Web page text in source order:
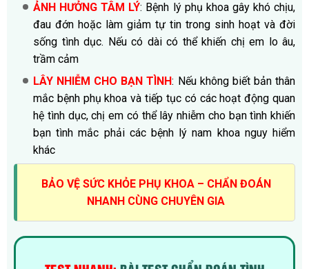
ẢNH HƯỞNG TÂM LÝ: Bệnh lý phụ khoa gây khó chịu,
đau đớn hoặc làm giảm tự tin trong sinh hoạt và đời
sống tình dục. Nếu có dài có thể khiến chị em lo âu,
trầm cảm
LÂY NHIỄM CHO BẠN TÌNH: Nếu không biết bản thân
mắc bệnh phụ khoa và tiếp tục có các hoạt động quan
hệ tình dục, chị em có thể lây nhiễm cho bạn tình khiến
bạn tình mắc phải các bệnh lý nam khoa nguy hiểm
khác
BẢO VỆ SỨC KHỎE PHỤ KHOA – CHẨN ĐOÁN
NHANH CÙNG CHUYÊN GIA